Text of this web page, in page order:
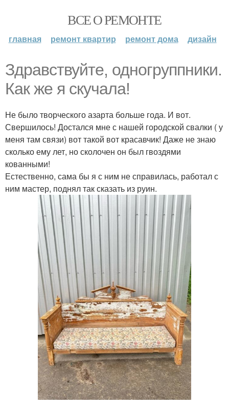
ВСЕ О РЕМОНТЕ
главная ремонт квартир ремонт дома дизайн
Здравствуйте, одногруппники.
Как же я скучала!
Не было творческого азарта больше года. И вот.
Свершилось! Достался мне с нашей городской свалки ( у
меня там связи) вот такой вот красавчик! Даже не знаю
сколько ему лет, но сколочен он был гвоздями
кованными!
Естественно, сама бы я с ним не справилась, работал с
ним мастер, поднял так сказать из руин.